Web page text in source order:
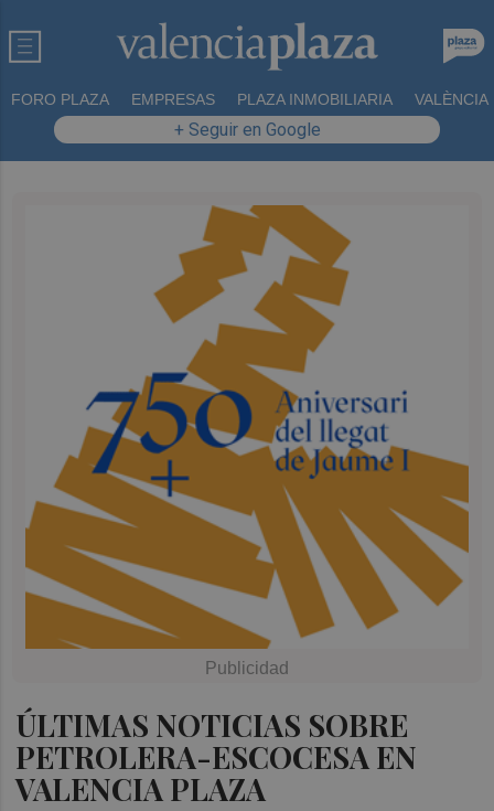
FORO PLAZA EMPRESAS PLAZA INMOBILIARIA VALÈNCIA
+ Seguir en Google
ÚLTIMAS NOTICIAS SOBRE
PETROLERA-ESCOCESA EN
VALENCIA PLAZA